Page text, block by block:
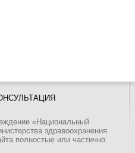
«Национальный
здравоохранения
полностью или частично